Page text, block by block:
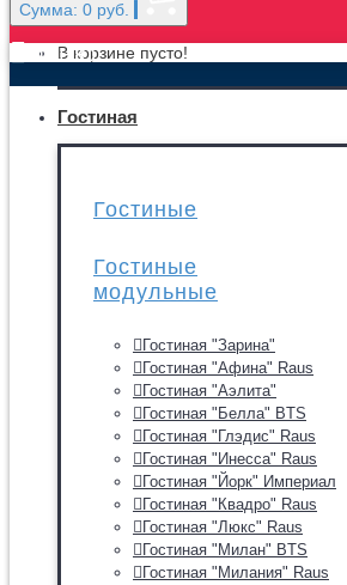
Сумма: 0 руб.
В корзине пусто!
МЕНЮ
Гостиная
Гостиные
Гостиные
модульные
Гостиная "Зарина"
Гостиная "Афина" Raus
Гостиная "Аэлита"
Гостиная "Белла" BTS
Гостиная "Глэдис" Raus
Гостиная "Инесса" Raus
Гостиная "Йорк" Империал
Гостиная "Квадро" Raus
Гостиная "Люкс" Raus
Гостиная "Милан" BTS
Гостиная "Милания" Raus